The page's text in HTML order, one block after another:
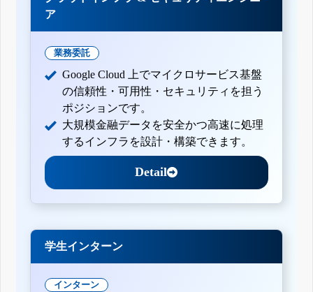
ア
業務委託
Google Cloud 上でマイクロサービス基盤
の信頼性・可用性・セキュリティを担う
ポジションです。
大規模金融データを安全かつ高速に処理
するインフラを設計・構築できます。
Detail
学生インターン
インターン